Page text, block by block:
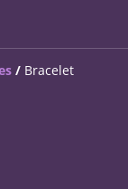
/ Bracelet